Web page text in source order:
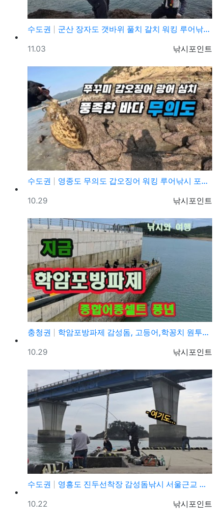
수도권
군산 장자도 갯바위 풀치 갈치 워킹 루어낚시 포인트
등록자
낚시포인트
등록일
11.03
수도권
영종도 무의도 갑오징어 워킹 루어낚시 포인트 및 채비정…
등록자
낚시포인트
등록일
10.29
충청권
학암포방파제 감성돔, 고등어,학꽁치 원투낚시 바다낚시 …
등록자
낚시포인트
등록일
10.29
수도권
영흥도 진두선착장 감성돔낚시 서울근교 감성돔낚시 포인트
등록자
낚시포인트
등록일
10.22